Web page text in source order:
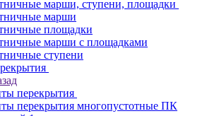
марши, ступени, площадки
марши
площадки
марши с площадками
ступени
перекрытия
перекрытия многопустотные ПК